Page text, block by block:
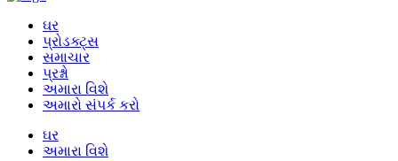
ઘર
પ્રોડક્ટ્સ
સમાચાર
પ્રશ્નો
અમારા વિશે
અમારો સંપર્ક કરો
ઘર
અમારા વિશે